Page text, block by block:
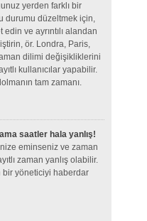
yerden farklı bir
durumu düzeltmek için,
ve ayrıntılı alandan
ör. Londra, Paris,
dilimi değişikliklerini
kullanıcılar yapabilir.
tam zamanı.
saatler hala yanlış!
eminseniz ve zaman
zaman yanlış olabilir.
bir yöneticiyi haberdar